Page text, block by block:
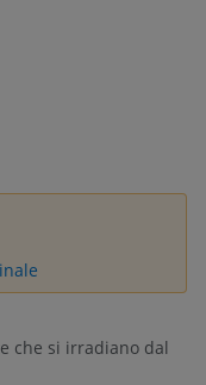
che si irradiano dal